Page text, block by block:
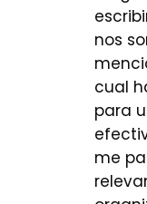
nos
cual
para
me